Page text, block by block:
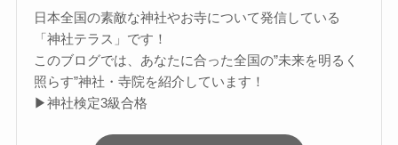
日本全国の素敵な神社やお寺について発信している
「神社テラス」です！
このブログでは、あなたに合った全国の”未来を明るく
照らす”神社・寺院を紹介しています！
▶神社検定3級合格